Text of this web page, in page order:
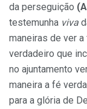
da perseguição
testemunha viva
maneiras de ver
verdadeiro que
no ajuntamento
maneira a fé
para a glória de